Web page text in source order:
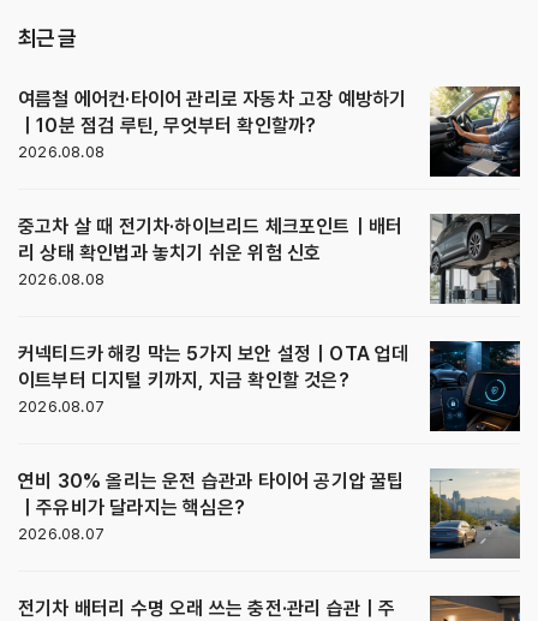
최근 글
여름철 에어컨·타이어 관리로 자동차 고장 예방하기
｜10분 점검 루틴, 무엇부터 확인할까?
2026.08.08
중고차 살 때 전기차·하이브리드 체크포인트｜배터
리 상태 확인법과 놓치기 쉬운 위험 신호
2026.08.08
커넥티드카 해킹 막는 5가지 보안 설정｜OTA 업데
이트부터 디지털 키까지, 지금 확인할 것은?
2026.08.07
연비 30% 올리는 운전 습관과 타이어 공기압 꿀팁
｜주유비가 달라지는 핵심은?
2026.08.07
전기차 배터리 수명 오래 쓰는 충전·관리 습관｜주